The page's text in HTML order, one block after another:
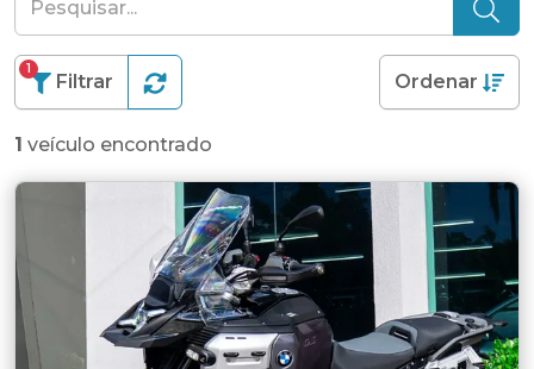
Filtrar
1
Ordenar
1 veículo encontrado